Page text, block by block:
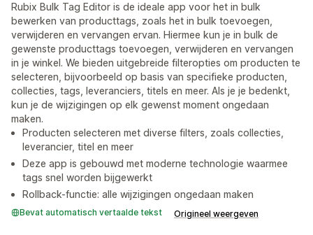
Rubix Bulk Tag Editor is de ideale app voor het in bulk
bewerken van producttags, zoals het in bulk toevoegen,
verwijderen en vervangen ervan. Hiermee kun je in bulk de
gewenste producttags toevoegen, verwijderen en vervangen
in je winkel. We bieden uitgebreide filteropties om producten te
selecteren, bijvoorbeeld op basis van specifieke producten,
collecties, tags, leveranciers, titels en meer. Als je je bedenkt,
kun je de wijzigingen op elk gewenst moment ongedaan
maken.
Producten selecteren met diverse filters, zoals collecties,
leverancier, titel en meer
Deze app is gebouwd met moderne technologie waarmee
tags snel worden bijgewerkt
Rollback-functie: alle wijzigingen ongedaan maken
Bevat automatisch vertaalde tekst Origineel weergeven